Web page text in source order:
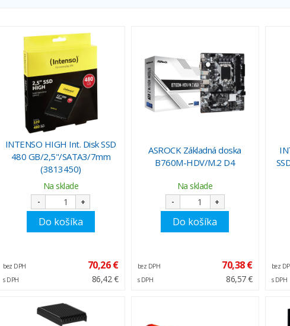
INTENSO HIGH Int. Disk SSD
480 GB/2,5"/SATA3/7mm
(3813450)
Na sklade
- +
Do košíka
bez DPH 70,26 €
s DPH 86,42 €
ASROCK Základná doska
B760M-HDV/M.2 D4
Na sklade
- +
Do košíka
bez DPH 70,38 €
s DPH 86,57 €
bez
s DPH